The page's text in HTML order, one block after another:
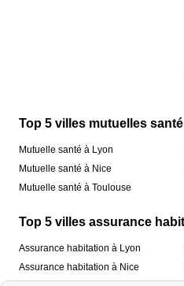
Top 5 villes mutuelles santé
Mutuelle santé à Lyon
Mutuelle santé à Nice
Mutuelle santé à Toulouse
Top 5 villes assurance
Assurance habitation à Lyon
Assurance habitation à Nice